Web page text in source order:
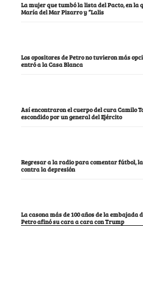
La mujer que tumbó la lista del Pacto, en la
María del Mar Pizarro y “Lalis
Los opositores de Petro no tuvieron más
entró a la Casa Blanca
Así encontraron el cuerpo del cura Camilo
escondido por un general del Ejército
Regresar a la radio para comentar fútbol,
contra la depresión
La casona más de 100 años de la embajada
Petro afinó su cara a cara con Trump